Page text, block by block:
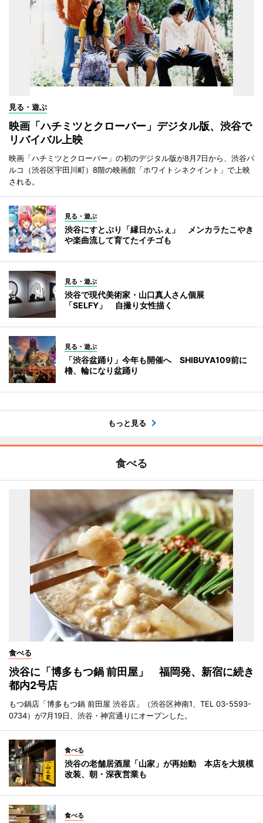
見る・遊ぶ
映画「ハチミツとクローバー」デジタル版、渋谷で
リバイバル上映
映画「ハチミツとクローバー」の初のデジタル版が8月7日から、渋谷パ
ルコ（渋谷区宇田川町）8階の映画館「ホワイトシネクイント」で上映
される。
見る・遊ぶ
渋谷にすとぷり「縁日かふぇ」 メンカラたこやき
や楽曲流して育てたイチゴも
見る・遊ぶ
渋谷で現代美術家・山口真人さん個展
「SELFY」 自撮り女性描く
見る・遊ぶ
「渋谷盆踊り」今年も開催へ SHIBUYA109前に
櫓、輪になり盆踊り
もっと見る
食べる
食べる
渋谷に「博多もつ鍋 前田屋」 福岡発、新宿に続き
都内2号店
もつ鍋店「博多もつ鍋 前田屋 渋谷店」（渋谷区神南1、TEL 03-5593-
0734）が7月19日、渋谷・神宮通りにオープンした。
食べる
渋谷の老舗居酒屋「山家」が再始動 本店を大規模
改装、朝・深夜営業も
食べる